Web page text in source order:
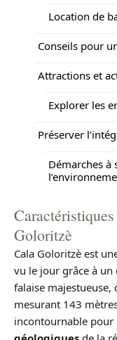
Location de
Conseils pour
Attractions et
Explorer les
Préserver
Démarches à
Goloritzè
Cala Goloritzè est
vu le jour grâce à
falaise majestueuse,
mesurant 143
incontournable pour